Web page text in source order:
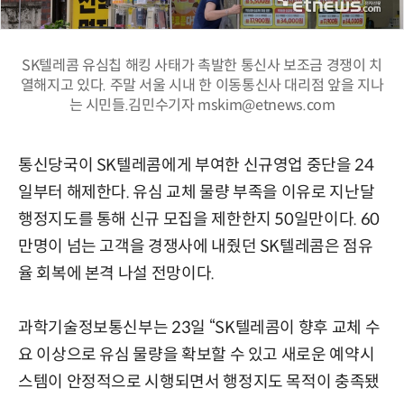
SK텔레콤 유심칩 해킹 사태가 촉발한 통신사 보조금 경쟁이 치
열해지고 있다. 주말 서울 시내 한 이동통신사 대리점 앞을 지나
는 시민들.김민수기자 mskim@etnews.com
통신당국이 SK텔레콤에게 부여한 신규영업 중단을 24
일부터 해제한다. 유심 교체 물량 부족을 이유로 지난달
행정지도를 통해 신규 모집을 제한한지 50일만이다. 60
만명이 넘는 고객을 경쟁사에 내줬던 SK텔레콤은 점유
율 회복에 본격 나설 전망이다.
과학기술정보통신부는 23일 “SK텔레콤이 향후 교체 수
요 이상으로 유심 물량을 확보할 수 있고 새로운 예약시
스템이 안정적으로 시행되면서 행정지도 목적이 충족됐